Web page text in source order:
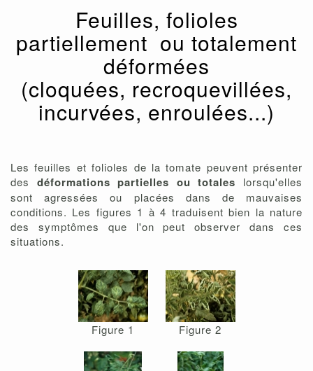
Feuilles, folioles
partiellement ou totalement
déformées
(cloquées, recroquevillées,
incurvées, enroulées...)
Les feuilles et folioles de la tomate peuvent présenter
des
déformations partielles ou totales lorsqu'elles
sont agressées ou placées dans de mauvaises
conditions. Les figures 1 à 4 traduisent bien la nature
des symptômes que l'on peut observer dans ces
situations.
Figure 1 Figure 2